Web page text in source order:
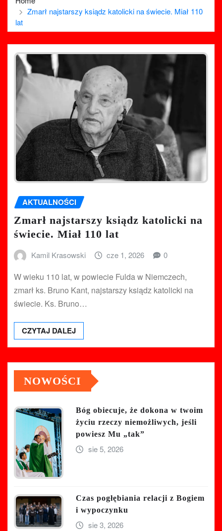
Zmarł najstarszy ksiądz katolicki na świecie. Miał 110
lat
AKTUALNOŚCI
Zmarł najstarszy ksiądz katolicki na
świecie. Miał 110 lat
Kamil Krasowski cze 1, 2026 0
W wieku 110 lat, w powiecie Fulda w Niemczech,
zmarł ks. Bruno Kant, najstarszy ksiądz katolicki na
świecie. Ks. Bruno…
CZYTAJ DALEJ
NOWOŚCI
Bóg obiecuje, że dokona w twoim
życiu rzeczy niemożliwych, jeśli
powiesz Mu „tak”
sie 5, 2026
Czas pogłębiania relacji z Bogiem
i wypoczynku
sie 3, 2026